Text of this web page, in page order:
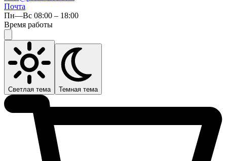
Почта
Пн—Вс 08:00 – 18:00
Время работы
Светлая тема Темная тема